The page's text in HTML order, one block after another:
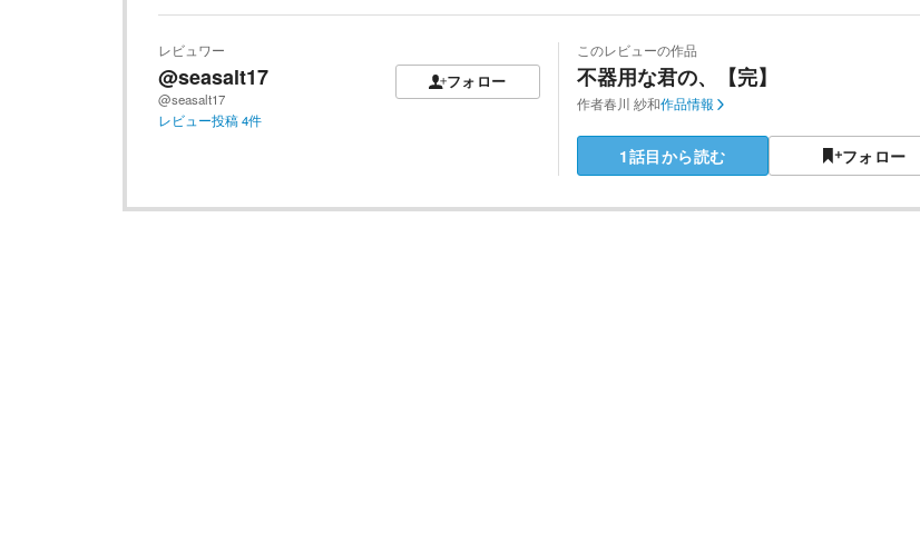
レビュワー
@seasalt17
@seasalt17
フォロー
レビュー投稿4件
このレビューの作品
不器用な君の、【完】
作者春川 紗和作品情報
1話目から読む フォロー